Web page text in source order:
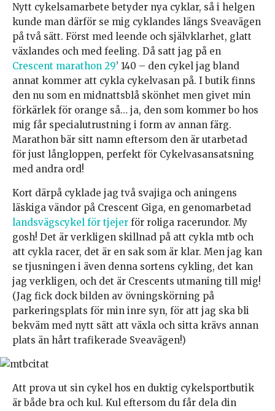
Nytt cykelsamarbete betyder nya cyklar, så i helgen
kunde man därför se mig cyklandes längs Sveavägen
på två sätt. Först med leende och självklarhet, glatt
växlandes och med feeling. Då satt jag på en
Crescent marathon 29’ 140 – den cykel jag bland
annat kommer att cykla cykelvasan på. I butik finns
den nu som en midnattsblå skönhet men givet min
förkärlek för orange så… ja, den som kommer bo hos
mig får specialutrustning i form av annan färg.
Marathon bär sitt namn eftersom den är utarbetad
för just långloppen, perfekt för Cykelvasansatsning
med andra ord!
Kort därpå cyklade jag två svajiga och aningens
läskiga vändor på Crescent Giga, en genomarbetad
landsvägscykel för tjejer för roliga racerundor. My
gosh! Det är verkligen skillnad på att cykla mtb och
att cykla racer, det är en sak som är klar. Men jag kan
se tjusningen i även denna sortens cykling, det kan
jag verkligen, och det är Crescents utmaning till mig!
(Jag fick dock bilden av övningskörning på
parkeringsplats för min inre syn, för att jag ska bli
bekväm med nytt sätt att växla och sitta krävs annan
plats än hårt trafikerade Sveavägen!)
Att prova ut sin cykel hos en duktig cykelsportbutik
är både bra och kul. Kul eftersom du får dela din